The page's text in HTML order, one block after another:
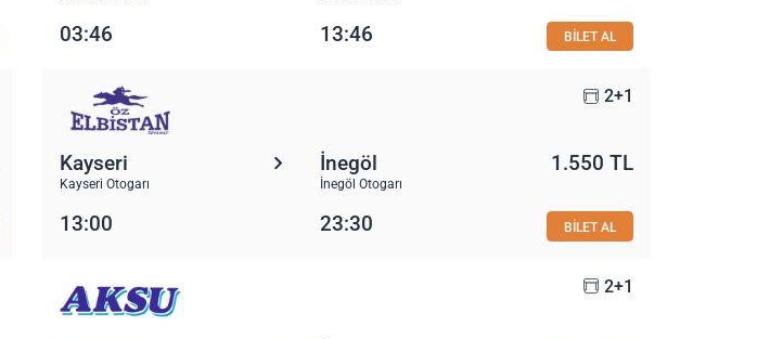
03:46 13:46 BİLET AL
2+1
Kayseri
Kayseri Otogarı
İnegöl
İnegöl Otogarı
1.550 TL
13:00 23:30 BİLET AL
2+1